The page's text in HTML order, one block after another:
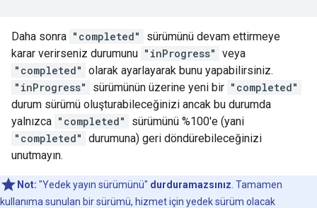
Daha sonra "completed"
sürümünü devam ettirmeye
karar verirseniz durumunu "inProgress" veya
"completed" olarak ayarlayarak bunu yapabilirsiniz.
"inProgress"
sürümünün üzerine yeni bir "completed"
durum sürümü oluşturabileceğinizi ancak bu durumda
yalnızca "completed"
sürümünü %100'e (yani
"completed" durumuna) geri döndürebileceğinizi
unutmayın.
Not: "Yedek yayın sürümünü" durduramazsınız . Tamamen
kullanıma sunulan bir sürümü, hizmet için yedek sürüm olacak